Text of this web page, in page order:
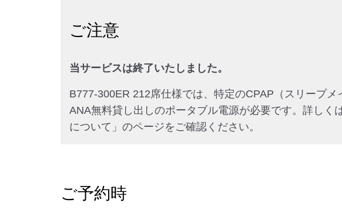
ご注意
当サービスは終了いたしました。
B777-300ER 212席仕様では、特定のCPAP（スリープ
ANA無料貸し出しのポータブル電源が必要です。詳しく
について」のページをご確認ください。
ご予約時